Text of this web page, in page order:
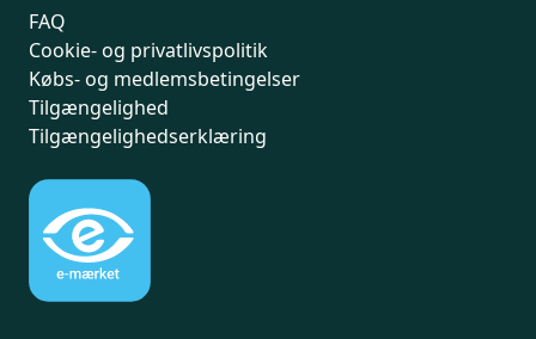
FAQ
Cookie- og privatlivspolitik
Købs- og medlemsbetingelser
Tilgængelighed
Tilgængelighedserklæring